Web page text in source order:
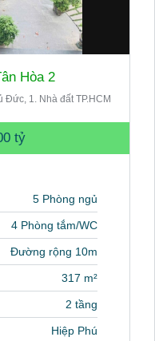
Hòa 2
Đức, 1. Nhà đất TP.HCM
tỷ
5 Phòng ngủ
4 Phòng tắm/WC
Đường rộng 10m
317 m²
2 tầng
Hiệp Phú